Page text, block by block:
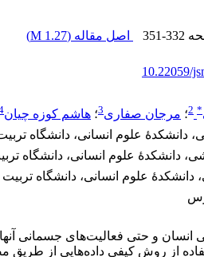
351-332 اصل مقاله (1.27 M
)
10.22059/
*
2؛ مرجان صفاری3؛ هاشم کوزه چیان
علوم انسانی، دانشگاه
دانشکدۀ علوم انسانی، دانشگاه
علوم انسانی، دانشگاه
و حتی فعالیت‌های جسمانی